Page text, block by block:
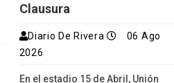
Clausura
Diario De Rivera
06 Ago
2026
En el estadio 15 de Abril, Unión